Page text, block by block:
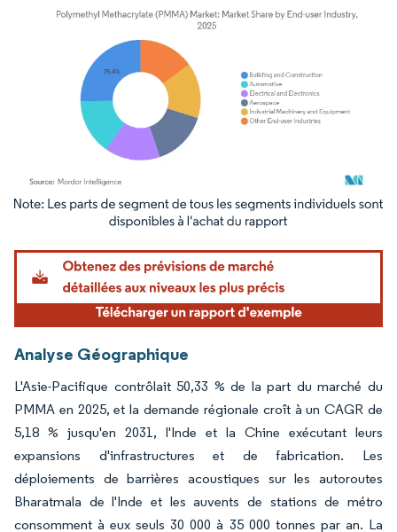
Image © Mordor Intelligence. La réutilisation nécessite une attribution sous CC BY
Analyse Géographique
L'Asie-Pacifique contrôlait 50,33 % de la part du marché du
PMMA en 2025, et la demande régionale croît à un CAGR de
5,18 % jusqu'en 2031, l'Inde et la Chine exécutant leurs
expansions d'infrastructures et de fabrication. Les
déploiements de barrières acoustiques sur les autoroutes
Bharatmala de l'Inde et les auvents de stations de métro
consomment à eux seuls 30 000 à 35 000 tonnes par an. La